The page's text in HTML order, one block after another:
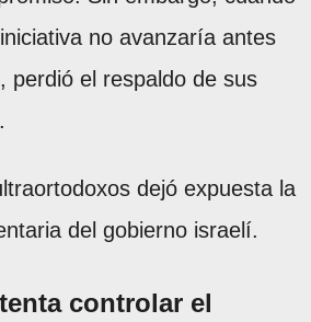
no avanzaría antes
perdió el respaldo de sus
dejó expuesta la
del gobierno israelí.
controlar el